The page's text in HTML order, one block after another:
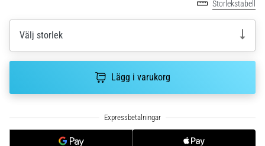
det
korrekt,
det…
6. 8. 2026
Storlekstabell
Välj storlek
Lägg i varukorg